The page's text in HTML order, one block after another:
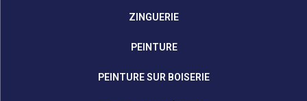
ZINGUERIE
PEINTURE
PEINTURE SUR BOISERIE